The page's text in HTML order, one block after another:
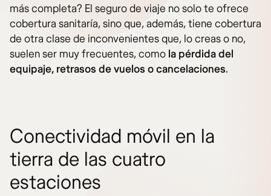
más completa? El seguro de viaje no solo te ofrece
cobertura sanitaría, sino que, además, tiene cobertura
de otra clase de inconvenientes que, lo creas o no,
suelen ser muy frecuentes, como la pérdida del
equipaje, retrasos de vuelos o cancelaciones.
Conectividad móvil en la
tierra de las cuatro
estaciones